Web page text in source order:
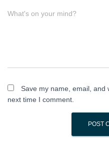
What's on your mind?
Save my name, email,
next time I comment.